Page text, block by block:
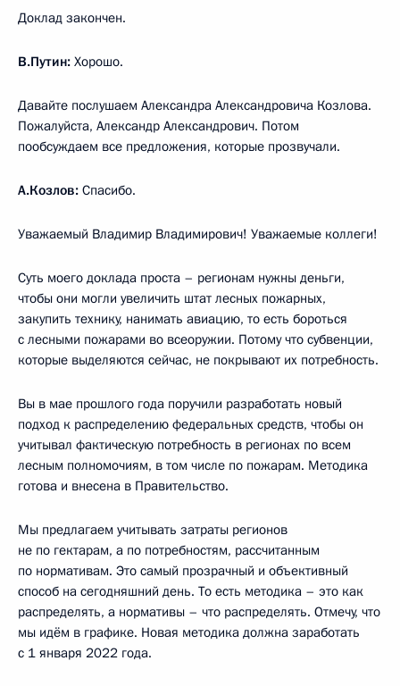
Доклад закончен.
В.Путин: Хорошо.
Давайте послушаем Александра Александровича Козлова.
Пожалуйста, Александр Александрович. Потом
пообсуждаем все предложения, которые прозвучали.
А.Козлов: Спасибо.
Уважаемый Владимир Владимирович! Уважаемые коллеги!
Суть моего доклада проста – регионам нужны деньги,
чтобы они могли увеличить штат лесных пожарных,
закупить технику, нанимать авиацию, то есть бороться
с лесными пожарами во всеоружии. Потому что субвенции,
которые выделяются сейчас, не покрывают их потребность.
Вы в мае прошлого года поручили разработать новый
подход к распределению федеральных средств, чтобы он
учитывал фактическую потребность в регионах по всем
лесным полномочиям, в том числе по пожарам. Методика
готова и внесена в Правительство.
Мы предлагаем учитывать затраты регионов
не по гектарам, а по потребностям, рассчитанным
по нормативам. Это самый прозрачный и объективный
способ на сегодняшний день. То есть методика – это как
распределять, а нормативы – что распределять. Отмечу, что
мы идём в графике. Новая методика должна заработать
с 1 января 2022 года.